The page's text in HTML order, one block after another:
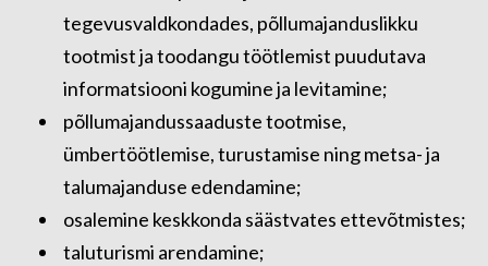
tegevusvaldkondades, põllumajanduslikku
tootmist ja toodangu töötlemist puudutava
informatsiooni kogumine ja levitamine;
põllumajandussaaduste tootmise,
ümbertöötlemise, turustamise ning metsa- ja
talumajanduse edendamine;
osalemine keskkonda säästvates ettevõtmistes;
taluturismi arendamine;